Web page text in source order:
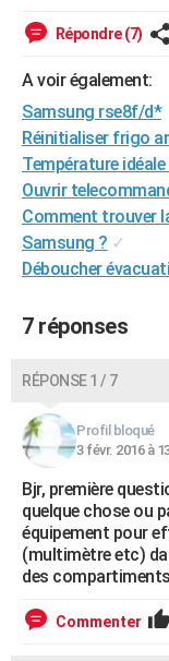
Destinations
City break
Voyage nature
Voyage de noces
Forum
Climat
BONS PLANS
CARTE DE VOEUX
Carte de Noël
Carte Bonne année
Carte Saint-Valentin
Carte Pâques
Carte d'anniversaire
DICTIONNAIRE
Dictionnaire
Biographies
Citations
Expressions
Proverbes
PROGRAMME TV
COPAINS D'AVANT
Bricolage
Lifestyle
Culture
Sport
Auto
Television
Voyage
Cinema
Répondre (7)
A voir également:
Samsung rse8f/d*
Réinitialiser frigo
Température
Ouvrir
Comment trouver
Samsung ? ✓
Déboucher
7 réponses
RÉPONSE 1 / 7
Profil bloqué
3 févr. 2016 à
Bjr, première
quelque chose ou
équipement pour
(multimètre etc)
des
Commenter